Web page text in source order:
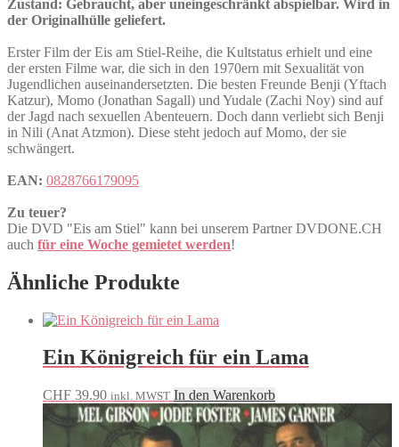
Zustand: Gebraucht, aber uneingeschränkt abspielbar. Wird in
der Originalhülle geliefert.
Erster Film der Eis am Stiel-Reihe, die Kultstatus erhielt und eine
der ersten Filme war, die sich in den 1970ern mit Sexualität von
Jugendlichen auseinandersetzten. Die besten Freunde Benji (Yftach
Katzur), Momo (Jonathan Sagall) und Yudale (Zachi Noy) sind auf
der Jagd nach sexuellen Abenteuern. Doch dann verliebt sich Benji
in Nili (Anat Atzmon). Diese steht jedoch auf Momo, der sie
schwängert.
EAN: 0828766179095
Zu teuer?
Die DVD "Eis am Stiel" kann bei unserem Partner DVDONE.CH
auch für eine Woche gemietet werden!
Ähnliche Produkte
Ein Königreich für ein Lama
CHF 39.90 inkl. MWST In den Warenkorb